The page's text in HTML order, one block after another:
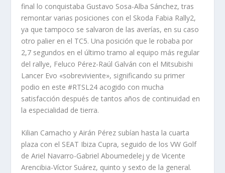
final lo conquistaba Gustavo Sosa-Alba Sánchez, tras
remontar varias posiciones con el Skoda Fabia Rally2,
ya que tampoco se salvaron de las averías, en su caso
otro palier en el TC5. Una posición que le robaba por
2,7 segundos en el último tramo al equipo más regular
del rallye, Feluco Pérez-Raúl Galván con el Mitsubishi
Lancer Evo «sobreviviente», significando su primer
podio en este #RTSL24 acogido con mucha
satisfacción después de tantos años de continuidad en
la especialidad de tierra.
Kilian Camacho y Airán Pérez subían hasta la cuarta
plaza con el SEAT Ibiza Cupra, seguido de los VW Golf
de Ariel Navarro-Gabriel Aboumedelej y de Vicente
Arencibia-Víctor Suárez, quinto y sexto de la general.